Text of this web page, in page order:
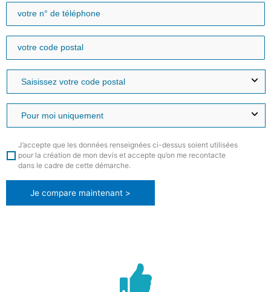
J’accepte que les données renseignées ci-dessus soient utilisées
pour la création de mon devis et accepte qu’on me recontacte
dans le cadre de cette démarche.
Je compare maintenant >